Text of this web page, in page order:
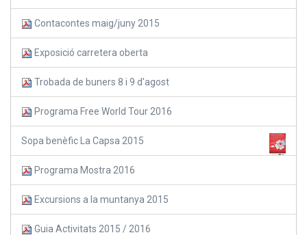
Contacontes maig/juny 2015
Exposició carretera oberta
Trobada de buners 8 i 9 d'agost
Programa Free World Tour 2016
Sopa benèfic La Capsa 2015
Programa Mostra 2016
Excursions a la muntanya 2015
Guia Activitats 2015 / 2016